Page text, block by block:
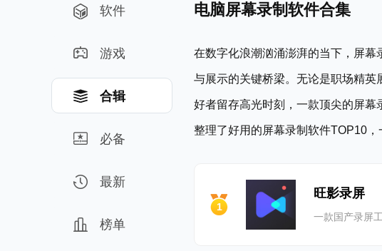
软件
游戏
合辑
必备
最新
榜单
电脑屏幕录制软件合集
在数字化浪潮汹涌澎湃的当下，屏
与展示的关键桥梁。无论是职场精
好者留存高光时刻，一款顶尖的屏
整理了好用的屏幕录制软件TOP10，
1
旺影录屏
一款国产录屏